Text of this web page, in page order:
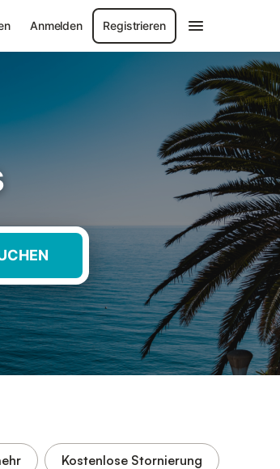
Anmelden Registrieren
Kostenlose Stornierung